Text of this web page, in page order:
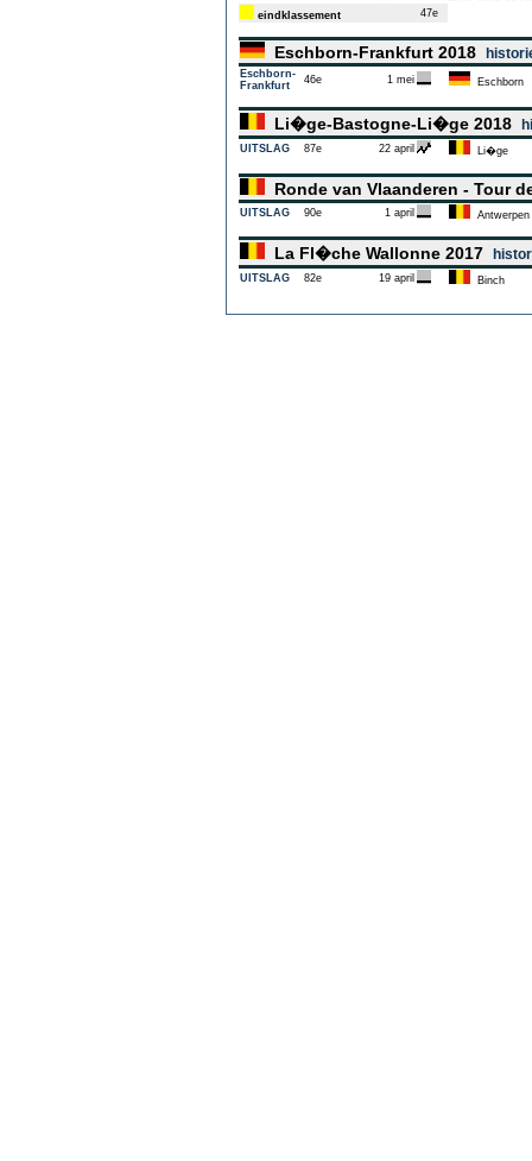
eindklassement
47e
Eschborn-Frankfurt 2018
Eschborn-
Frankfurt
46e 1 mei Eschborn
Li�ge-Bastogne-Li�ge 2018
UITSLAG 87e 22 april Li�ge
Ronde van Vlaanderen - Tour
UITSLAG 90e 1 april Antwerpen
La Fl�che Wallonne 2017
UITSLAG 82e 19 april Binch